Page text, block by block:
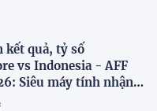
kết quả, tỷ số
vs Indonesia - AFF
Siêu máy tính nhận
đá hôm nay 7/8